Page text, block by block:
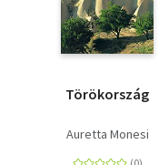
Törökország
Auretta Monesi